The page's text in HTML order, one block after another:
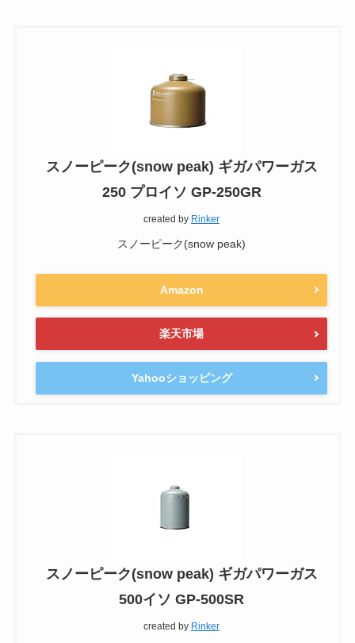
スノーピーク(snow peak) ギガパワーガス
250 プロイソ GP-250GR
created by Rinker
スノーピーク(snow peak)
Amazon
楽天市場
Yahooショッピング
スノーピーク(snow peak) ギガパワーガス
500イソ GP-500SR
created by Rinker